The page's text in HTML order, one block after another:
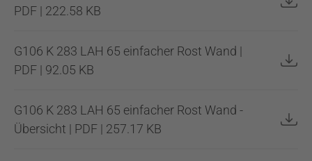
PDF | 222.58 KB
G106 K 283 LAH 65 einfacher Rost Wand |
PDF | 92.05 KB
G106 K 283 LAH 65 einfacher Rost Wand -
Übersicht | PDF | 257.17 KB